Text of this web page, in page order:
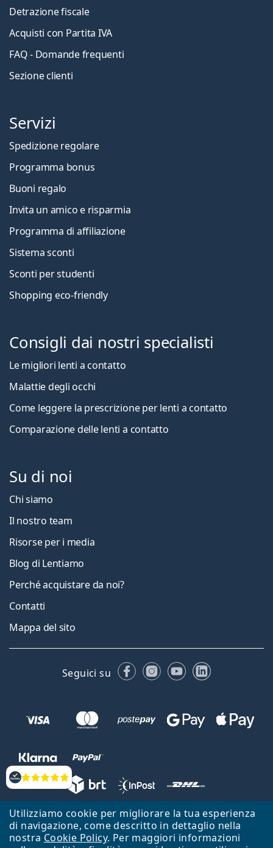
Utilizziamo cookie per migliorare la tua esperienza
di navigazione, come descritto in dettaglio nella
nostra Cookie Policy. Per maggiori informazioni
Valutazione
Detrazione fiscale
Acquisti con Partita IVA
FAQ - Domande frequenti
Sezione clienti
Servizi
Spedizione regolare
Programma bonus
Buoni regalo
Invita un amico e risparmia
Programma di affiliazione
Sistema sconti
Sconti per studenti
Shopping eco-friendly
Consigli dai nostri specialisti
Le migliori lenti a contatto
Malattie degli occhi
Come leggere la prescrizione per lenti a contatto
Comparazione delle lenti a contatto
Su di noi
Chi siamo
Il nostro team
Risorse per i media
Blog di Lentiamo
Perché acquistare da noi?
Contatti
Mappa del sito
Seguici su FacebookInstagram
YouTubeLinkedIn
Lentiamo s.r.o., Vídeňská 12, 37833 Nová Bystřice, Repubblica Ceca.
Partita IVA: CZ26104784